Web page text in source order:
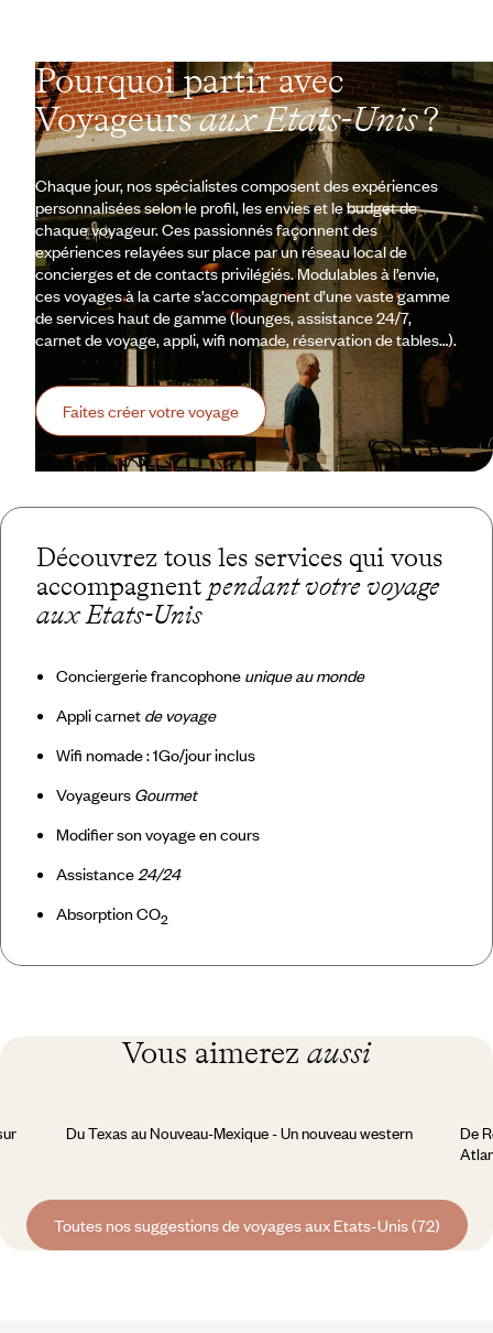
Pourquoi partir avec
Voyageursaux Etats-Unis?
Chaque jour, nos spécialistes composent des expériences
personnalisées selon le profil, les envies et le budget de
chaque voyageur. Ces passionnés façonnent des
expériences relayées sur place par un réseau local de
concierges et de contacts privilégiés. Modulables à l’envie,
ces voyages à la carte s’accompagnent d’une vaste gamme
de services haut de gamme (lounges, assistance 24/7,
carnet de voyage, appli, wifi nomade, réservation de tables…).
Faites créer votre voyage
Découvrez tous les services qui vous
accompagnent pendant votre voyage
aux Etats-Unis
Conciergerie francophone unique au monde
Appli carnet de voyage
Wifi nomade : 1Go/jour inclus
Voyageurs Gourmet
Modifier son voyage en cours
Assistance24/24
Absorption CO2
Vous aimerez aussi
Du Texas au Nouveau-Mexique - Un nouveau western
De
Toutes nos suggestions de voyages aux Etats-Unis (72)